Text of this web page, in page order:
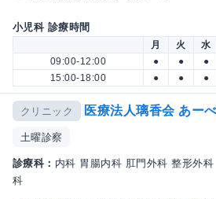
小児科 診療時間
月 火 水
09:00-12:00
● ● ●
15:00-18:00
● ● ●
クリニック 医療法人璃香会 あー
土曜診察
診療科： 内科 胃腸内科 肛門外科 整形外
科